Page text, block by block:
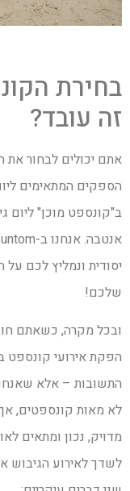
בחירת
זה עובד?
אתם יכולים לבחור
הספקים המתאימים
ב"קונספט מוכן" ליום
יסודית ונמליץ לכם
שלכם!
ובכל מקרה, כשאתם
הפקת אירועי
התשובות – אלא
לא מאות קונספטים,
מדויק, נכון ומתאים
לשדך לאירוע הגיבוש